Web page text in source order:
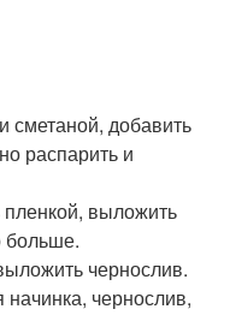
сметаной, добавить
распарить и
выложить
больше.
чернослив.
чернослив,